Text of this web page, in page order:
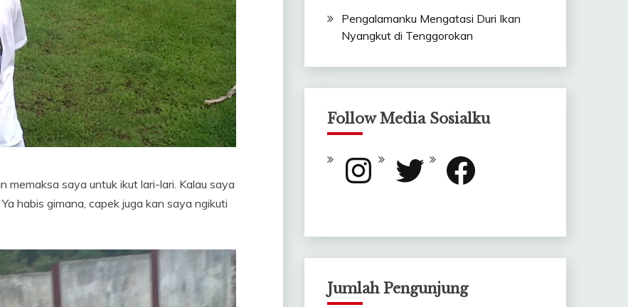
memaksa saya untuk ikut lari-lari. Kalau saya
habis gimana, capek juga kan saya ngikuti
Pengalamanku Mengatasi Duri Ikan
Nyangkut di Tenggorokan
Follow Media Sosialku
Instagram Twitter Facebook
Jumlah Pengunjung